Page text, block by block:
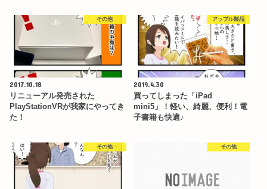
その他
2017.10.18
リニューアル発売された
PlayStationVRが我家にやってき
た！
アップル製品
2019.4.30
買ってしまった「iPad
mini5」！軽い、綺麗、便利！電
子書籍も快適♪
その他 その他